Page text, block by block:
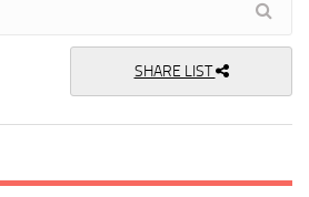
SHARE LIST